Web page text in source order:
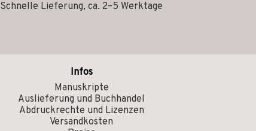
Schnelle Lieferung, ca. 2–5 Werktage
Infos
Manuskripte
Auslieferung und Buchhandel
Abdruckrechte und Lizenzen
Versandkosten